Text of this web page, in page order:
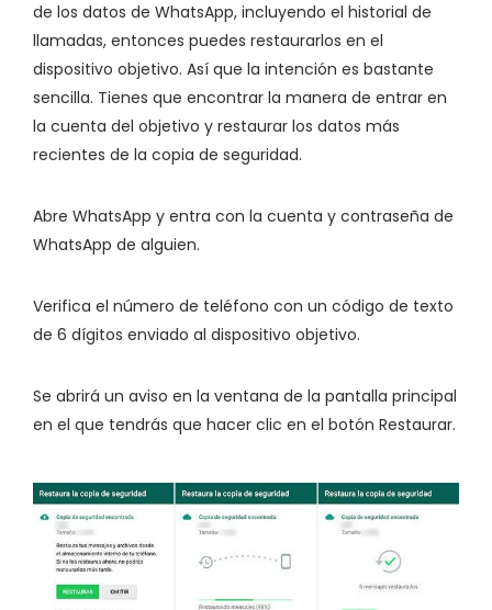
de los datos de WhatsApp, incluyendo el historial de
llamadas, entonces puedes restaurarlos en el
dispositivo objetivo. Así que la intención es bastante
sencilla. Tienes que encontrar la manera de entrar en
la cuenta del objetivo y restaurar los datos más
recientes de la copia de seguridad.
Abre WhatsApp y entra con la cuenta y contraseña de
WhatsApp de alguien.
Verifica el número de teléfono con un código de texto
de 6 dígitos enviado al dispositivo objetivo.
Se abrirá un aviso en la ventana de la pantalla principal
en el que tendrás que hacer clic en el botón Restaurar.